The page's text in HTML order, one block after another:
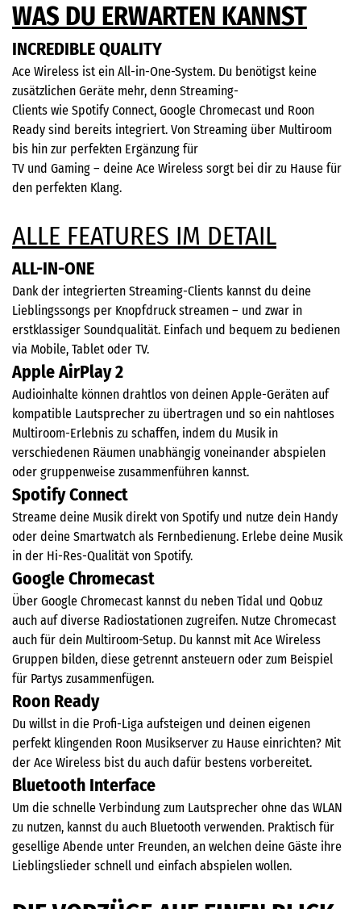
WAS DU ERWARTEN KANNST
INCREDIBLE QUALITY
Ace Wireless ist ein All-in-One-System. Du benötigst keine
zusätzlichen Geräte mehr, denn Streaming-
Clients wie Spotify Connect, Google Chromecast und Roon
Ready sind bereits integriert. Von Streaming über Multiroom
bis hin zur perfekten Ergänzung für
TV und Gaming – deine Ace Wireless sorgt bei dir zu Hause für
den perfekten Klang.
ALLE FEATURES IM DETAIL
ALL-IN-ONE
Dank der integrierten Streaming-Clients kannst du deine
Lieblingssongs per Knopfdruck streamen – und zwar in
erstklassiger Soundqualität. Einfach und bequem zu bedienen
via Mobile, Tablet oder TV.
Apple AirPlay 2
Audioinhalte können drahtlos von deinen Apple-Geräten auf
kompatible Lautsprecher zu übertragen und so ein nahtloses
Multiroom-Erlebnis zu schaffen, indem du Musik in
verschiedenen Räumen unabhängig voneinander abspielen
oder gruppenweise zusammenführen kannst.
Spotify Connect
Streame deine Musik direkt von Spotify und nutze dein Handy
oder deine Smartwatch als Fernbedienung. Erlebe deine Musik
in der Hi-Res-Qualität von Spotify.
Google Chromecast
Über Google Chromecast kannst du neben Tidal und Qobuz
auch auf diverse Radiostationen zugreifen. Nutze Chromecast
auch für dein Multiroom-Setup. Du kannst mit Ace Wireless
Gruppen bilden, diese getrennt ansteuern oder zum Beispiel
für Partys zusammenfügen.
Roon Ready
Du willst in die Profi-Liga aufsteigen und deinen eigenen
perfekt klingenden Roon Musikserver zu Hause einrichten? Mit
der Ace Wireless bist du auch dafür bestens vorbereitet.
Bluetooth Interface
Um die schnelle Verbindung zum Lautsprecher ohne das WLAN
zu nutzen, kannst du auch Bluetooth verwenden. Praktisch für
gesellige Abende unter Freunden, an welchen deine Gäste ihre
Lieblingslieder schnell und einfach abspielen wollen.